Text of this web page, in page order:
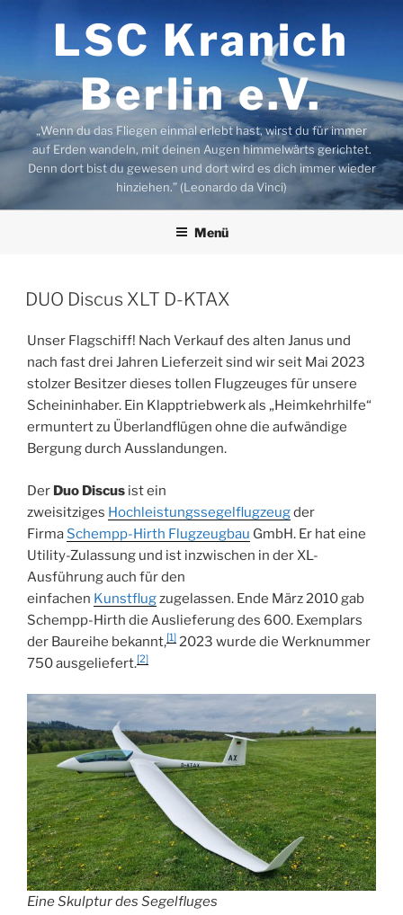
LSC Kranich
Berlin e.V.
„Wenn du das Fliegen einmal erlebt hast, wirst du für immer
auf Erden wandeln, mit deinen Augen himmelwärts gerichtet.
Denn dort bist du gewesen und dort wird es dich immer wieder
hinziehen.” (Leonardo da Vinci)
Menü
VERÖFFENTLICHT
AM
DUO Discus XLT D-KTAX
Unser Flagschiff! Nach Verkauf des alten Janus und
nach fast drei Jahren Lieferzeit sind wir seit Mai 2023
stolzer Besitzer dieses tollen Flugzeuges für unsere
Scheininhaber. Ein Klapptriebwerk als „Heimkehrhilfe“
ermuntert zu Überlandflügen ohne die aufwändige
Bergung durch Ausslandungen.
Der Duo Discus ist ein
zweisitziges Hochleistungssegelflugzeugder
Firma Schempp-Hirth Flugzeugbau GmbH. Er hat eine
Utility-Zulassung und ist inzwischen in der XL-
Ausführung auch für den
einfachen Kunstflugzugelassen. Ende März 2010 gab
Schempp-Hirth die Auslieferung des 600. Exemplars
der Baureihe bekannt,[1] 2023 wurde die Werknummer
750 ausgeliefert.[2]
Eine Skulptur des Segelfluges